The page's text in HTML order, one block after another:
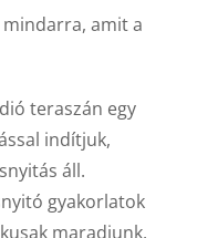
amit a
teraszán egy
indítjuk,
áll.
gyakorlatok
maradjunk,